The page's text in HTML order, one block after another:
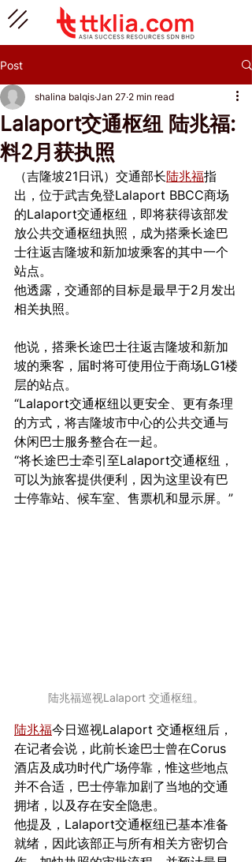
Post
Lalaport交通枢纽 陆兆福:
料2月获执照
shalina balqisJan 27 2 min read
（吉隆坡21日讯）交通部长陆兆福指
出，位于武吉免登Lalaport BBCC商场
的Lalaport交通枢纽，即将获得该部发
放公共交通枢纽执照，成为搭乘长途巴
士往返吉隆坡和新加坡乘客的其中一个
站点。
他透露，交通部的目标是最早于2月发出
相关执照。
他说，搭乘长途巴士往返吉隆坡和新加
坡的乘客，届时将可使用位于商场LG1楼
层的站点。
“Lalaport交通枢纽以更安全、更有条理
的方式，将吉隆坡市中心的公共交通与
休闲巴士服务整合在一起。
“将长途巴士牵引至Lalaport交通枢纽，
可以为旅客提供便利，因为这里设有巴
士停靠站、候车室、售票机和显示屏。”
陆兆福巡视Lalaport 交通枢纽。
陆兆福今日巡视Lalaport 交通枢纽后，
在记者会说，此前长途巴士曾在Corus
酒店及成功时代广场停靠，惟这些地点
并不合适，巴士停靠加剧了当地的交通
拥堵，以及存在安全隐患。
他提及，Lalaport交通枢纽已基本准备
就绪，因此该部正与所有相关方密切合